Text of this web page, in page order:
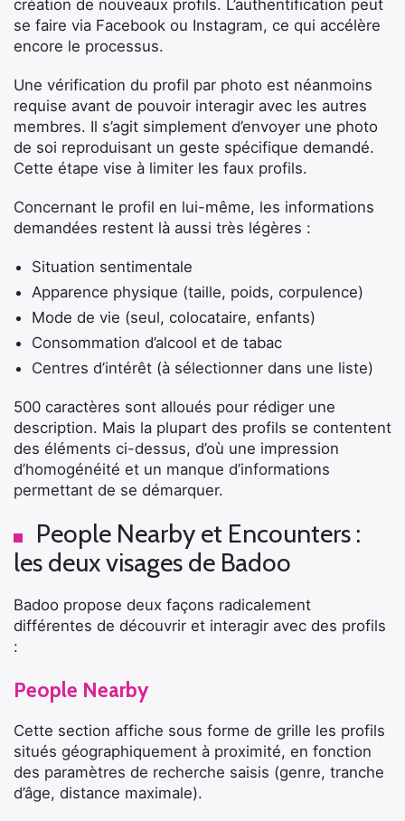
création de nouveaux profils. L’authentification peut
se faire via Facebook ou Instagram, ce qui accélère
encore le processus.
Une vérification du profil par photo est néanmoins
requise avant de pouvoir interagir avec les autres
membres. Il s’agit simplement d’envoyer une photo
de soi reproduisant un geste spécifique demandé.
Cette étape vise à limiter les faux profils.
Concernant le profil en lui-même, les informations
demandées restent là aussi très légères :
Situation sentimentale
Apparence physique (taille, poids, corpulence)
Mode de vie (seul, colocataire, enfants)
Consommation d’alcool et de tabac
Centres d’intérêt (à sélectionner dans une liste)
500 caractères sont alloués pour rédiger une
description. Mais la plupart des profils se contentent
des éléments ci-dessus, d’où une impression
d’homogénéité et un manque d’informations
permettant de se démarquer.
People Nearby et Encounters :
les deux visages de Badoo
Badoo propose deux façons radicalement
différentes de découvrir et interagir avec des profils
:
People Nearby
Cette section affiche sous forme de grille les profils
situés géographiquement à proximité, en fonction
des paramètres de recherche saisis (genre, tranche
d’âge, distance maximale).